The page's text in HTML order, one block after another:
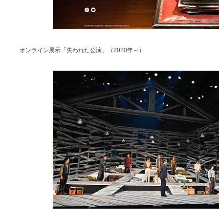
オンライン展示「失われた公演」 （2020年～）